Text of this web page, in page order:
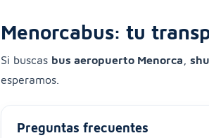
Menorcabus: tu
Si buscas bus aeropuerto Menorca
esperamos.
Preguntas frecuentes